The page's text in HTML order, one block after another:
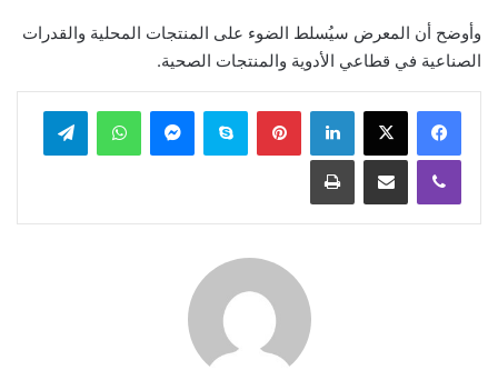
وأوضح أن المعرض سيُسلط الضوء على المنتجات المحلية والقدرات
الصناعية في قطاعي الأدوية والمنتجات الصحية.
لينكدإن بينتيريستسكايب ماسنجر واتساب تيلقرام
ڤايبر مشاركة عبر البريد طباعة